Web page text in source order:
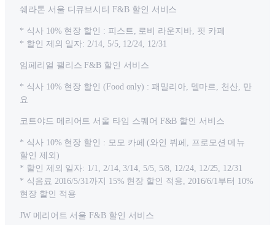
쉐라톤 서울 디큐브시티 F&B 할인 서비스
* 식사 10% 현장 할인 : 피스트, 로비 라운지바, 핏 카페
* 할인 제외 일자: 2/14, 5/5, 12/24, 12/31
임페리얼 팰리스 F&B 할인 서비스
* 식사 10% 현장 할인 (Food only) : 패밀리아, 델마르, 천산, 만
요
코트야드 메리어트 서울 타임 스퀘어 F&B 할인 서비스
* 식사 10% 현장 할인 : 모모 카페 (와인 뷔페, 프로모션 메뉴
할인 제외)
* 할인 제외 일자: 1/1, 2/14, 3/14, 5/5, 5/8, 12/24, 12/25, 12/31
* 식음료 2016/5/31까지 15% 현장 할인 적용, 2016/6/1부터 10%
현장 할인 적용
JW 메리어트 서울 F&B 할인 서비스